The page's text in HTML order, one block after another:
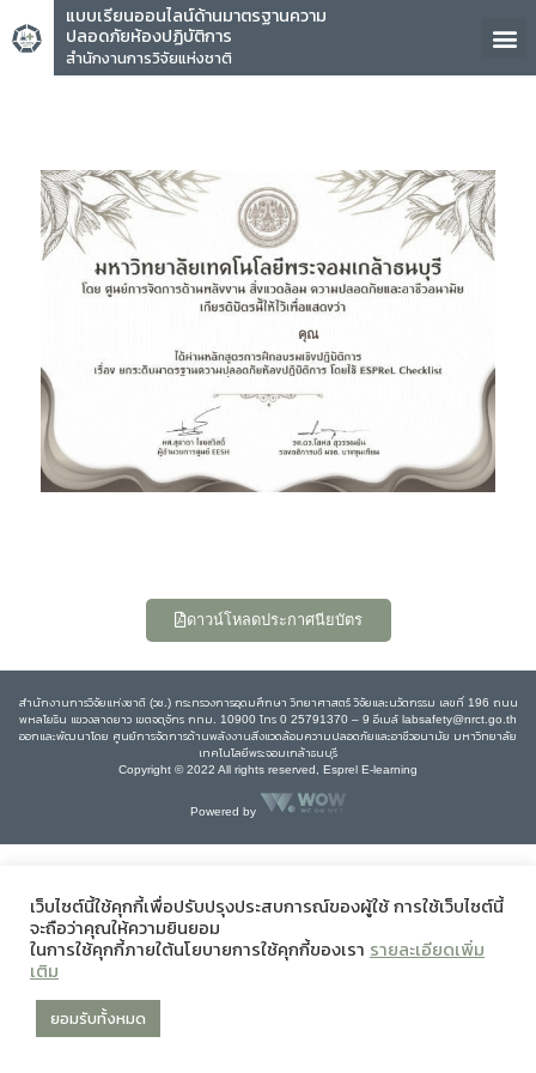
แบบเรียนออนไลน์ด้านมาตรฐานความ
ปลอดภัยห้องปฏิบัติการ
สำนักงานการวิจัยแห่งชาติ
คุณ
ดาวน์โหลดประกาศนียบัตร
สำนักงานการวิจัยแห่งชาติ (วช.) กระทรวงการอุดมศึกษา วิทยาศาสตร์ วิจัยและนวัตกรรม เลขที่ 196 ถนน
พหลโยธิน แขวงลาดยาว เขตจตุจักร กทม. 10900 โทร 0 25791370 – 9 อีเมล์ labsafety@nrct.go.th
ออกและพัฒนาโดย ศูนย์การจัดการด้านพลังงานสิ่งแวดล้อมความปลอดภัยและอาชีวอนามัย มหาวิทยาลัย
เทคโนโลยีพระจอมเกล้าธนบุรี
Copyright © 2022 All rights reserved, Esprel E-learning
Powered by
เว็บไซต์นี้ใช้คุกกี้เพื่อปรับปรุงประสบการณ์ของผู้ใช้ การใช้เว็บไซต์นี้
จะถือว่าคุณให้ความยินยอม
ในการใช้คุกกี้ภายใต้นโยบายการใช้คุกกี้ของเรา รายละเอียดเพิ่ม
เติม
ยอมรับทั้งหมด